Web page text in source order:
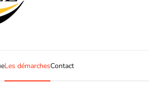
Les démarchesContact